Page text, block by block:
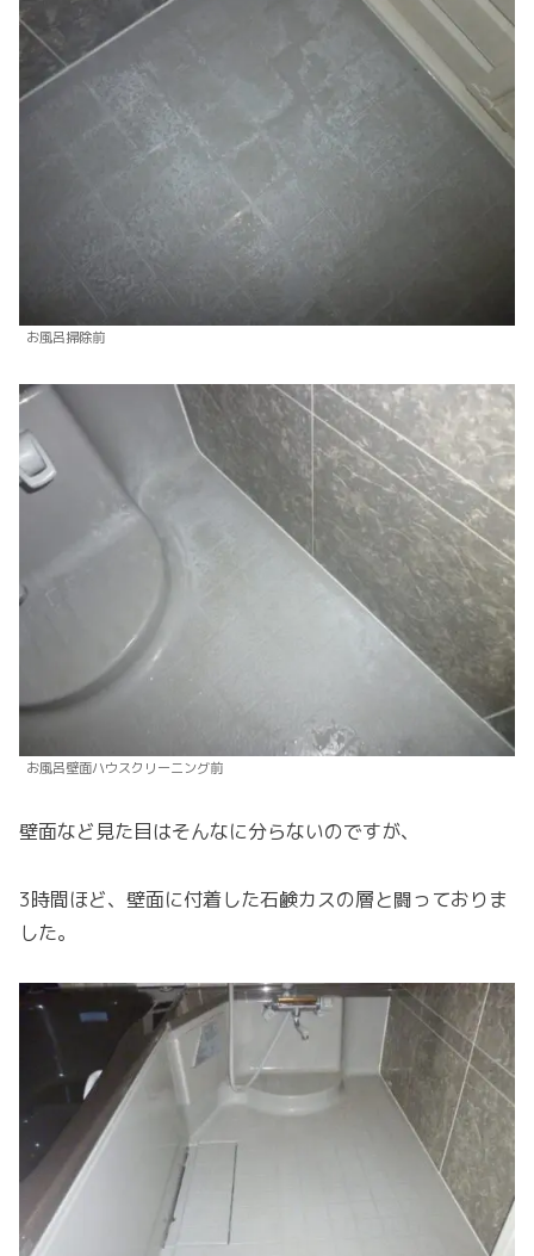
お風呂掃除前
お風呂壁面ハウスクリーニング前
壁面など見た目はそんなに分らないのですが、
3時間ほど、壁面に付着した石鹸カスの層と闘っておりま
した。